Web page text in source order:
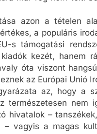
azon a tételen
a populáris
s támogatási
kezét, hanem
óta viszont
az Európai Unió
az, hogy a
természetesen nem
hivatalok –
vagyis a magas